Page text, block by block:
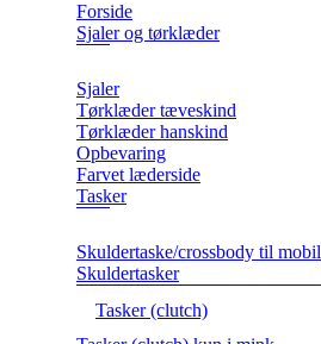
Forside
Sjaler og tørklæder
Sjaler
Tørklæder tæveskind
Tørklæder hanskind
Opbevaring
Farvet læderside
Tasker
Skuldertaske/crossbody til mobil
Skuldertasker
Tasker (clutch)